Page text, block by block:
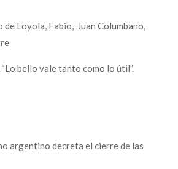
de Loyola, Fabio, Juan Columbano,
bello vale tanto como lo útil”.
argentino decreta el cierre de las